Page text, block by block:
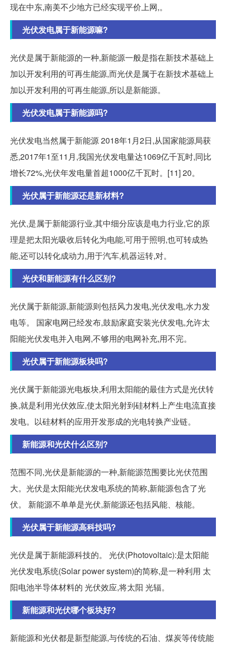
现在中东,南美不少地方已经实现平价上网,。
光伏发电属于新能源嘛?
光伏是属于新能源的一种,新能源一般是指在新技术基础上
加以开发利用的可再生能源,而光伏是属于在新技术基础上
加以开发利用的可再生能源,所以是新能源。
光伏发电属于新能源吗?
光伏发电当然属于新能源 2018年1月2日,从国家能源局获
悉,2017年1至11月,我国光伏发电量达1069亿千瓦时,同比
增长72%,光伏年发电量首超1000亿千瓦时。[11] 20。
光伏属于新能源还是新材料?
光伏,是属于新能源行业,其中细分应该是电力行业,它的原
理是把太阳光吸收后转化为电能,可用于照明,也可转成热
能,还可以转化成动力,用于汽车,机器运转,对。
光伏和新能源有什么区别?
光伏属于新能源,新能源则包括风力发电,光伏发电,水力发
电等。 国家电网已经发布,鼓励家庭安装光伏发电,允许太
阳能光伏发电并入电网,不够用的电网补充,用不完。
光伏属于新能源板块吗?
光伏属于新能源光电板块,利用太阳能的最佳方式是光伏转
换,就是利用光伏效应,使太阳光射到硅材料上产生电流直接
发电。以硅材料的应用开发形成的光电转换产业链。
新能源和光伏什么区别?
范围不同,光伏是新能源的一种,新能源范围要比光伏范围
大。光伏是太阳能光伏发电系统的简称,新能源包含了光
伏。 新能源不单单是光伏,新能源还包括风能、核能。
光伏属于新能源高科技吗?
光伏是属于新能源科技的。 光伏(Photovoltaic):是太阳能
光伏发电系统(Solar power system)的简称,是一种利用 太
阳电池半导体材料的 光伏效应,将太阳 光辐。
新能源和光伏哪个板块好?
新能源和光伏都是新型能源,与传统的石油、煤炭等传统能